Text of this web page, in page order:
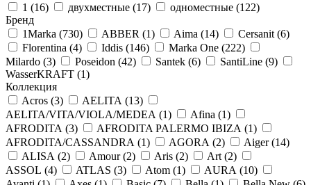
1 (16) двухместные (17) одноместные (122)
Бренд
1Marka (730) ABBER (1) Aima (14) Cersanit (6)
Florentina (4) Iddis (146) Marka One (222)
Milardo (3) Poseidon (42) Santek (6) SantiLine (9)
WasserKRAFT (1)
Коллекция
Acros (3) AELITA (13)
AELITA/VITA/VIOLA/MEDEA (1) Afina (1)
AFRODITA (3) AFRODITA PALERMO IBIZA (1)
AFRODITA/CASSANDRA (1) AGORA (2) Aiger (14)
ALISA (2) Amour (2) Aris (2) Art (2)
ASSOL (4) ATLAS (3) Atom (1) AURA (10)